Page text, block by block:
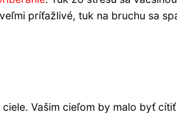
príťažlivé, tuk na bruchu sa
Vašim cieľom by malo byť